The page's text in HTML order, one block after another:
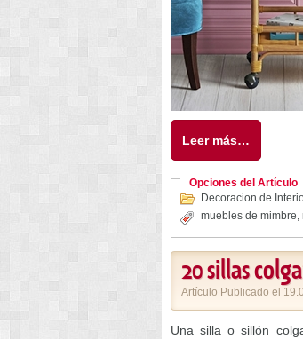
Leer más…
Opciones del Artículo
Decoracion de
muebles de mimbre,
20 sillas
Artículo Publicado el
Una silla o sillón